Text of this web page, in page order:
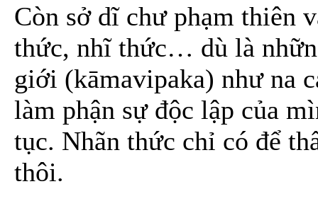
Còn sở dĩ chư phạm thiên
thức, nhĩ thức… dù là
giới (kāmavipaka) như na
làm phận sự độc lập của
tục. Nhãn thức chỉ có để
thôi.